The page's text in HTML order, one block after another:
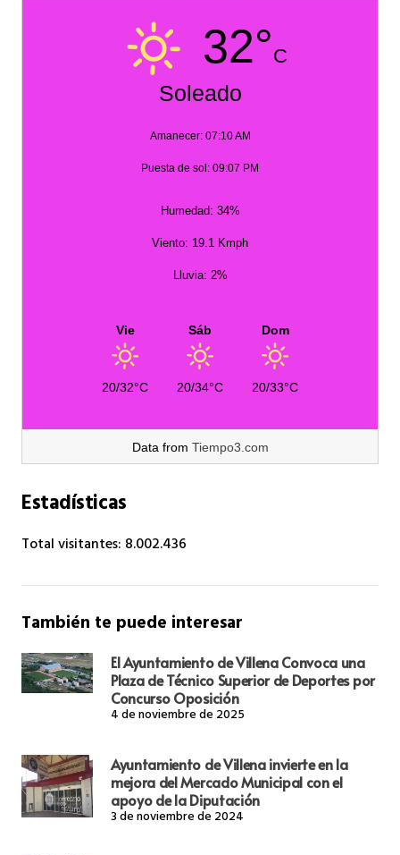
32°C
Soleado
Amanecer: 07:10 AM
Puesta de sol: 09:07 PM
Humedad: 34%
Viento: 19.1 Kmph
Lluvia: 2%
Vie
20/32°C
Sáb
20/34°C
Dom
20/33°C
Data from Tiempo3.com
Estadísticas
Total visitantes: 8.002.436
También te puede interesar
El Ayuntamiento de Villena Convoca una
Plaza de Técnico Superior de Deportes por
Concurso Oposición
4 de noviembre de 2025
Ayuntamiento de Villena invierte en la
mejora del Mercado Municipal con el
apoyo de la Diputación
3 de noviembre de 2024